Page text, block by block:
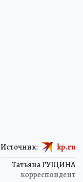
Татьяна ГУЩИНА
корреспондент
Источник: kp.ru